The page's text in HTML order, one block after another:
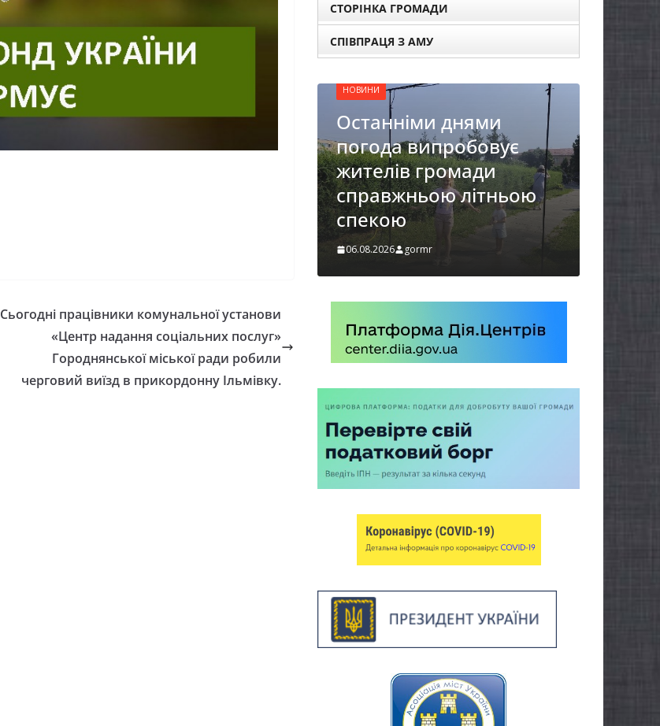
Сьогодні працівники комунальної установи
«Центр надання соціальних послуг»
Городнянської міської ради робили
черговий виїзд в прикордонну Ільмівку.
СТОРІНКА ГРОМАДИ
СПІВПРАЦЯ З АМУ
Останніми днями
погода випробовує
справжньою літньою
Оголошення про
прийом документів для
присудження Премії
Кабінету Міністрів
України за вагомий
внесок у забезпечення
енергетичної стійкості
України
06.08.2026 gormr